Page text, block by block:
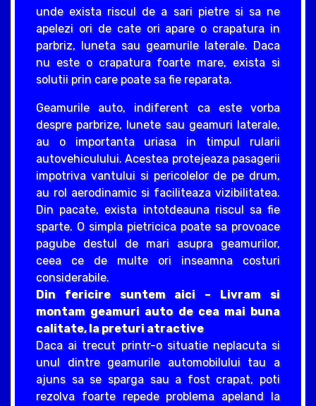
unde exista riscul de a sari pietre si sa ne
apelezi ori de cate ori apare o crapatura in
parbriz, luneta sau geamurile laterale. Daca
nu este o crapatura foarte mare, exista si
solutii prin care poate sa fie reparata.
Geamurile auto, indiferent ca este vorba
despre parbrize, lunete sau geamuri laterale,
au o importanta uriasa in timpul rularii
autovehiculului. Acestea protejeaza pasagerii
impotriva vantului si pericolelor de pe drum,
au rol aerodinamic si faciliteaza vizibilitatea.
Din pacate, exista intotdeauna riscul sa fie
sparte. O simpla pietricica poate sa provoace
pagube destul de mari asupra geamurilor,
ceea ce de multe ori inseamna costuri
considerabile.
Din fericire suntem aici – Livram si
montam geamuri auto de cea mai buna
calitate, la preturi atractive
Daca ai trecut printr-o situatie neplacuta si
unul dintre geamurile automobilului tau a
ajuns sa se sparga sau a fost crapat, poti
rezolva foarte repede problema apeland la